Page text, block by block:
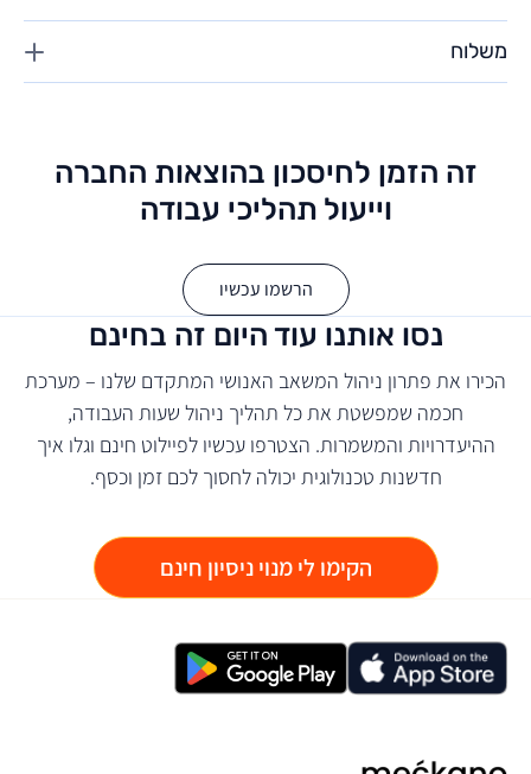
משלוח
זה הזמן לחיסכון בהוצאות החברה
וייעול תהליכי עבודה
הרשמו עכשיו
נסו אותנו עוד היום זה בחינם
הכירו את פתרון ניהול המשאב האנושי המתקדם שלנו – מערכת
חכמה שמפשטת את כל תהליך ניהול שעות העבודה,
ההיעדרויות והמשמרות. הצטרפו עכשיו לפיילוט חינם וגלו איך
חדשנות טכנולוגית יכולה לחסוך לכם זמן וכסף.
הקימו לי מנוי ניסיון חינם
מקאנו